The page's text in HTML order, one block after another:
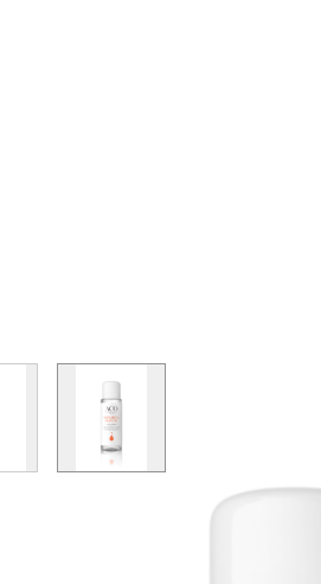
larger imageView larger image